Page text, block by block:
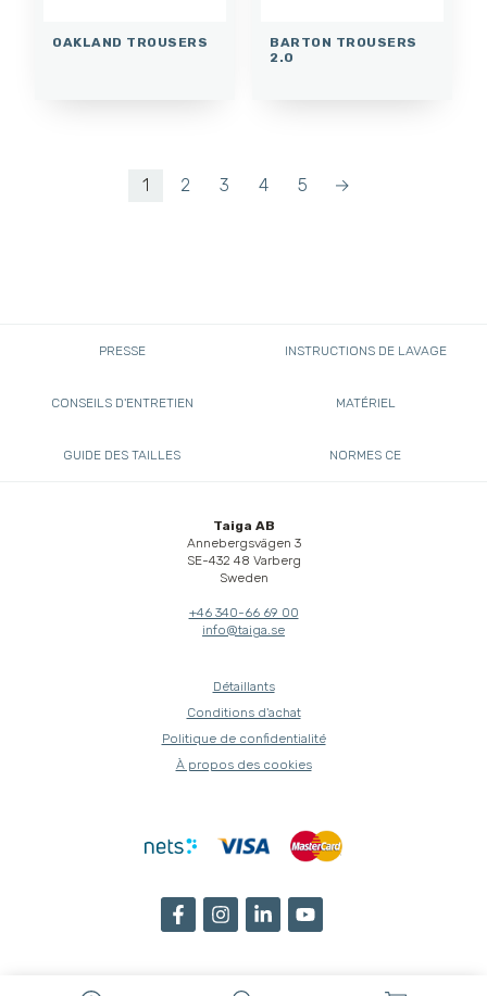
OAKLAND TROUSERS
BARTON TROUSERS
2.0
1 2 3 4 5 →
PRESSE INSTRUCTIONS DE LAVAGE
CONSEILS D'ENTRETIEN MATÉRIEL
GUIDE DES TAILLES NORMES CE
Taiga AB
Annebergsvägen 3
SE-432 48 Varberg
Sweden
+46 340-66 69 00
info@taiga.se
Détaillants
Conditions d'achat
Politique de confidentialité
À propos des cookies